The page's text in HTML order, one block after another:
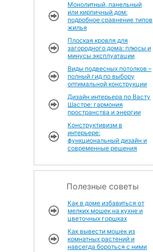
Монолитный, панельный
или кирпичный дом:
подробное сравнение типов
жилья
Плоская кровля для
загородного дома: плюсы и
минусы эксплуатации
Виды подвесных потолков –
полный гид по выбору
оптимальной конструкции
Дизайн интерьера по Васту
Шастре: гармония
пространства и энергии
Конструктивизм в
интерьере:
функциональный дизайн и
современные решения
Полезные советы
Как в доме избавиться от
мелких мошек на кухне и
цветочных горшках
Как вывести мошек из
комнатных растений и
навсегда бороться с ними